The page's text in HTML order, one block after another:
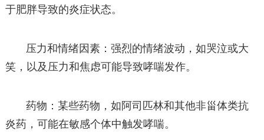
于肥胖导致的炎症状态。
压力和情绪因素：强烈的情绪波动，如哭泣或大
笑，以及压力和焦虑可能导致哮喘发作。
药物：某些药物，如阿司匹林和其他非甾体类抗
炎药，可能在敏感个体中触发哮喘。